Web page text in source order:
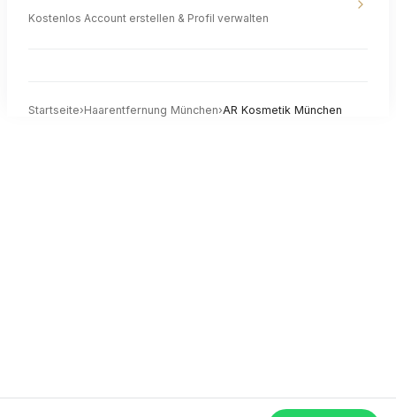
Kostenlos Account erstellen & Profil verwalten
Startseite›Haarentfernung München›AR Kosmetik München